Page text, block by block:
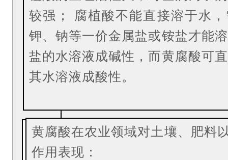
较强； 腐植酸不能直接溶于水
钾、钠等一价金属盐或铵盐才能
盐的水溶液成碱性，而黄腐酸可
其水溶液成酸性。
黄腐酸在农业领域对土壤、肥料
作用表现：